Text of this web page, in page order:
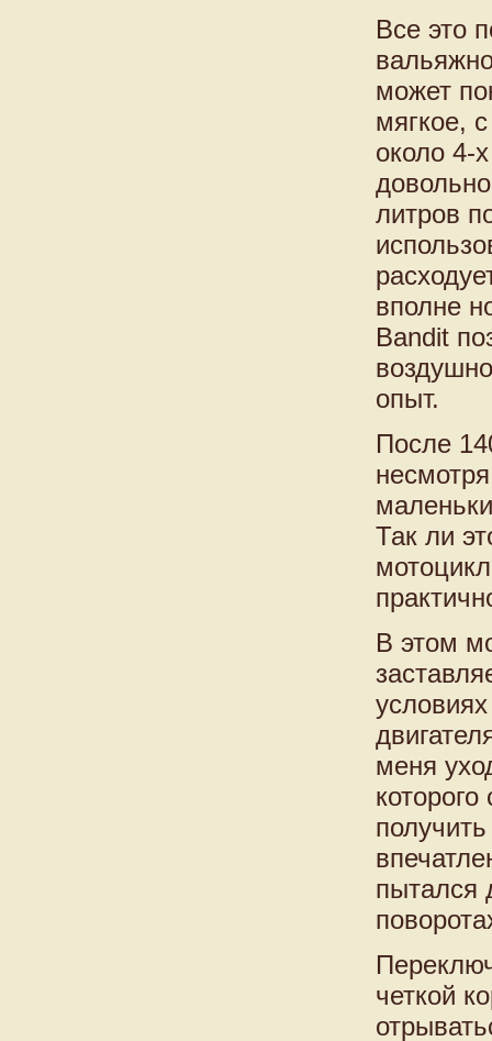
Все это
может
мягкое,
около 4-
литров
вполне
Bandit
опыт.
После
Так ли
В этом
меня
пытался
четкой